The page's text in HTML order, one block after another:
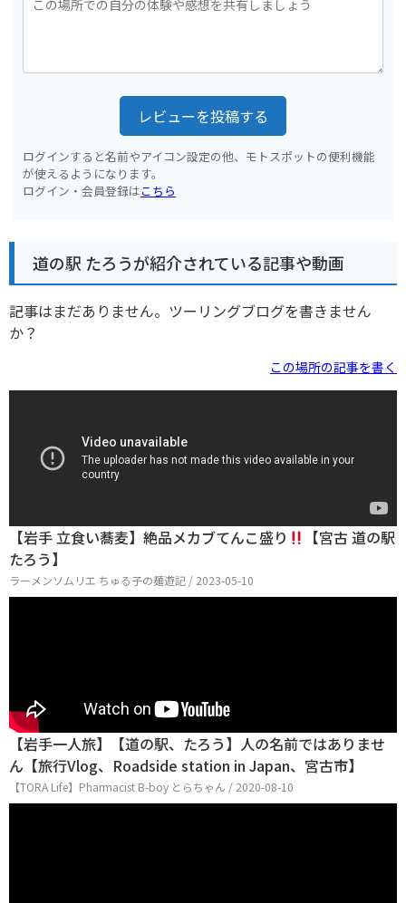
レビューを投稿する
ログインすると名前やアイコン設定の他、モトスポットの便利機能
が使えるようになります。
ログイン・会員登録はこちら
道の駅 たろうが紹介されている記事や動画
記事はまだありません。ツーリングブログを書きません
か？
この場所の記事を書く
【岩手 立食い蕎麦】絶品メカブてんこ盛り
【宮古 道の駅
たろう】
ラーメンソムリエ ちゅる子の麺遊記 / 2023-05-10
【岩手一人旅】【道の駅、たろう】人の名前ではありませ
ん【旅行Vlog、Roadside station in Japan、宮古市】
【TORA Life】Pharmacist B-boy とらちゃん / 2020-08-10